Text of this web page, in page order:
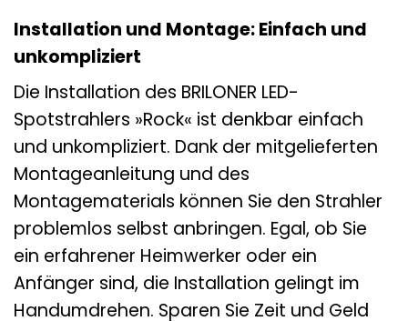
Installation und Montage: Einfach und
unkompliziert
Die Installation des BRILONER LED-
Spotstrahlers »Rock« ist denkbar einfach
und unkompliziert. Dank der mitgelieferten
Montageanleitung und des
Montagematerials können Sie den Strahler
problemlos selbst anbringen. Egal, ob Sie
ein erfahrener Heimwerker oder ein
Anfänger sind, die Installation gelingt im
Handumdrehen. Sparen Sie Zeit und Geld